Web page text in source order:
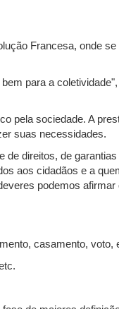
Francesa, onde
para a
pela sociedade. A
suas necessidades.
direitos, de
aos cidadãos e a
podemos
casamento, voto,